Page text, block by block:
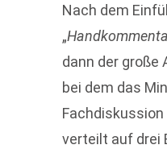
Nach dem
„
dann der
bei dem das
verteilt auf drei